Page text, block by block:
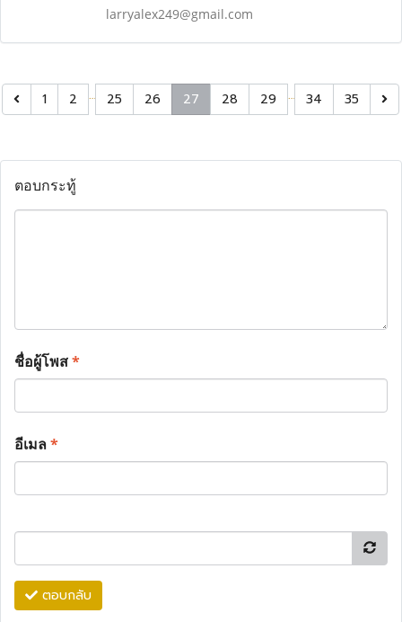
larryalex249@gmail.com
1 2 … 25 26 27 28 29 … 34 35
ตอบกระทู้
ชื่อผู้โพส*
อีเมล*
ตอบกลับ